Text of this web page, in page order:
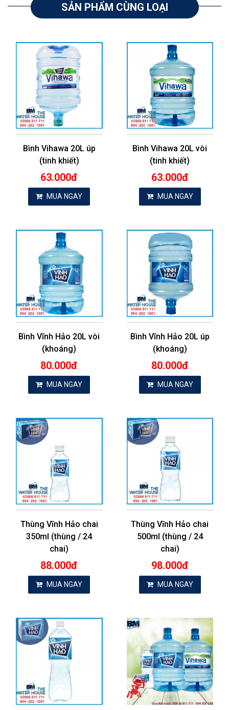
SẢN PHẨM CÙNG LOẠI
Bình Vihawa 20L úp
(tinh khiết)
63.000đ
MUA NGAY
Bình Vihawa 20L vòi
(tinh khiết)
63.000đ
MUA NGAY
Bình Vĩnh Hảo 20L vòi
(khoáng)
80.000đ
MUA NGAY
Bình Vĩnh Hảo 20L úp
(khoáng)
80.000đ
MUA NGAY
Thùng Vĩnh Hảo chai
350ml (thùng / 24
chai)
88.000đ
MUA NGAY
Thùng Vĩnh Hảo chai
500ml (thùng / 24
chai)
98.000đ
MUA NGAY